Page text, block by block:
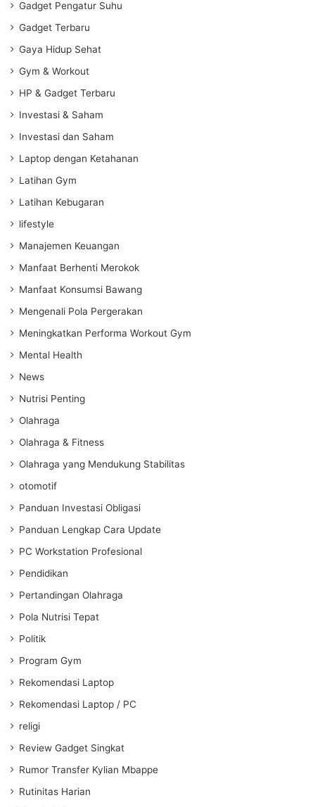
Gadget Pengatur Suhu
Gadget Terbaru
Gaya Hidup Sehat
Gym & Workout
HP & Gadget Terbaru
Investasi & Saham
Investasi dan Saham
Laptop dengan Ketahanan
Latihan Gym
Latihan Kebugaran
lifestyle
Manajemen Keuangan
Manfaat Berhenti Merokok
Manfaat Konsumsi Bawang
Mengenali Pola Pergerakan
Meningkatkan Performa Workout Gym
Mental Health
News
Nutrisi Penting
Olahraga
Olahraga & Fitness
Olahraga yang Mendukung Stabilitas
otomotif
Panduan Investasi Obligasi
Panduan Lengkap Cara Update
PC Workstation Profesional
Pendidikan
Pertandingan Olahraga
Pola Nutrisi Tepat
Politik
Program Gym
Rekomendasi Laptop
Rekomendasi Laptop / PC
religi
Review Gadget Singkat
Rumor Transfer Kylian Mbappe
Rutinitas Harian